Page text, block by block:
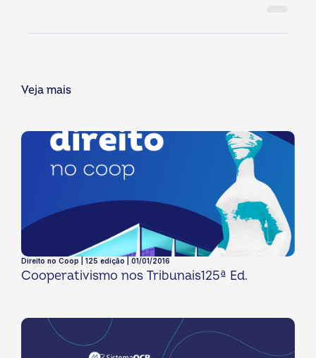
Veja mais
Direito no Coop | 125 edição | 01/01/2016
Cooperativismo nos Tribunais125ª Ed.